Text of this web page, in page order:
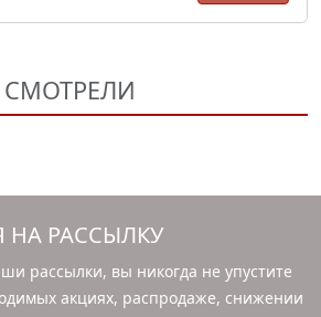
НА РАССЫЛКУ
рассылки, вы никогда не упустите
акциях, распродаже, снижении